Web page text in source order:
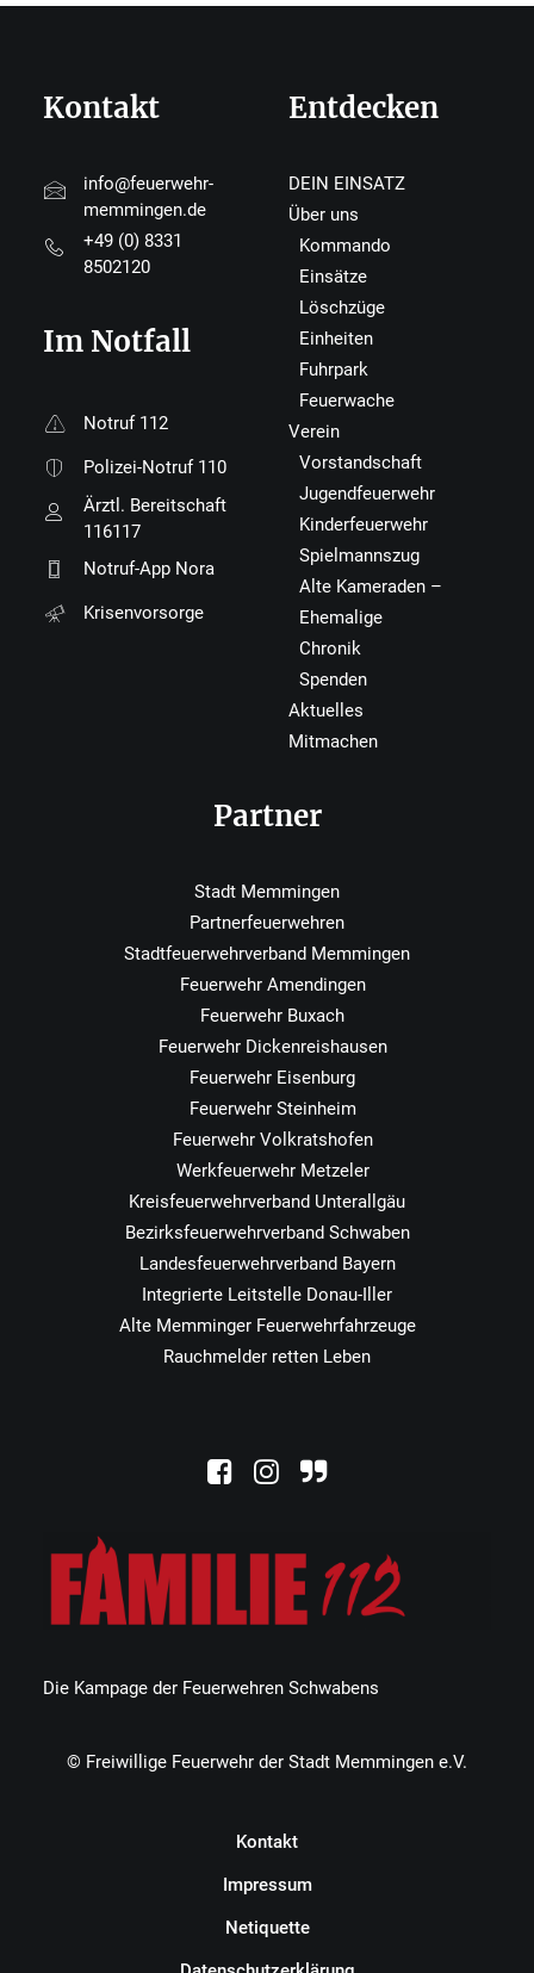
Die Kampage der Feuerwehren Schwabens
Kontakt
info@feuerwehr-
memmingen.de
+49 (0) 8331
8502120
Im Notfall
Notruf 112
Polizei-Notruf 110
Ärztl. Bereitschaft
116117
Notruf-App Nora
Krisenvorsorge
Entdecken
DEIN EINSATZ
Über uns
Kommando
Einsätze
Löschzüge
Einheiten
Fuhrpark
Feuerwache
Verein
Vorstandschaft
Jugendfeuerwehr
Kinderfeuerwehr
Spielmannszug
Alte Kameraden –
Ehemalige
Chronik
Spenden
Aktuelles
Mitmachen
Partner
Stadt Memmingen
Partnerfeuerwehren
Stadtfeuerwehrverband Memmingen
Feuerwehr Amendingen
Feuerwehr Buxach
Feuerwehr Dickenreishausen
Feuerwehr Eisenburg
Feuerwehr Steinheim
Feuerwehr Volkratshofen
Werkfeuerwehr Metzeler
Kreisfeuerwehrverband Unterallgäu
Bezirksfeuerwehrverband Schwaben
Landesfeuerwehrverband Bayern
Integrierte Leitstelle Donau-Iller
Alte Memminger Feuerwehrfahrzeuge
Rauchmelder retten Leben
© Freiwillige Feuerwehr der Stadt Memmingen e.V.
Kontakt
Impressum
Netiquette